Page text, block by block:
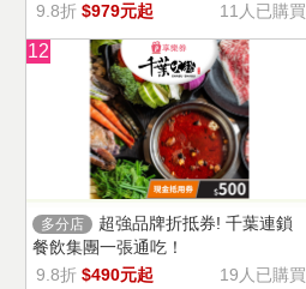
9.8折 $979元起 11人已購買
12
多分店
超強品牌折抵券! 千葉連鎖
餐飲集團一張通吃！
9.8折 $490元起 19人已購買